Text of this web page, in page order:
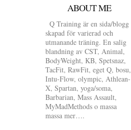
ABOUT ME
Q Training är en sida/blogg
skapad för varierad och
utmanande träning. En salig
blandning av CST, Animal,
BodyWeight, KB, Spetsnaz,
TacFit, RawFit, eget Q, bosu,
Intu-Flow, olympic, Athlean-
X, Spartan, yoga/soma,
Barbarian, Mass Assault,
MyMadMethods o massa
massa mer….